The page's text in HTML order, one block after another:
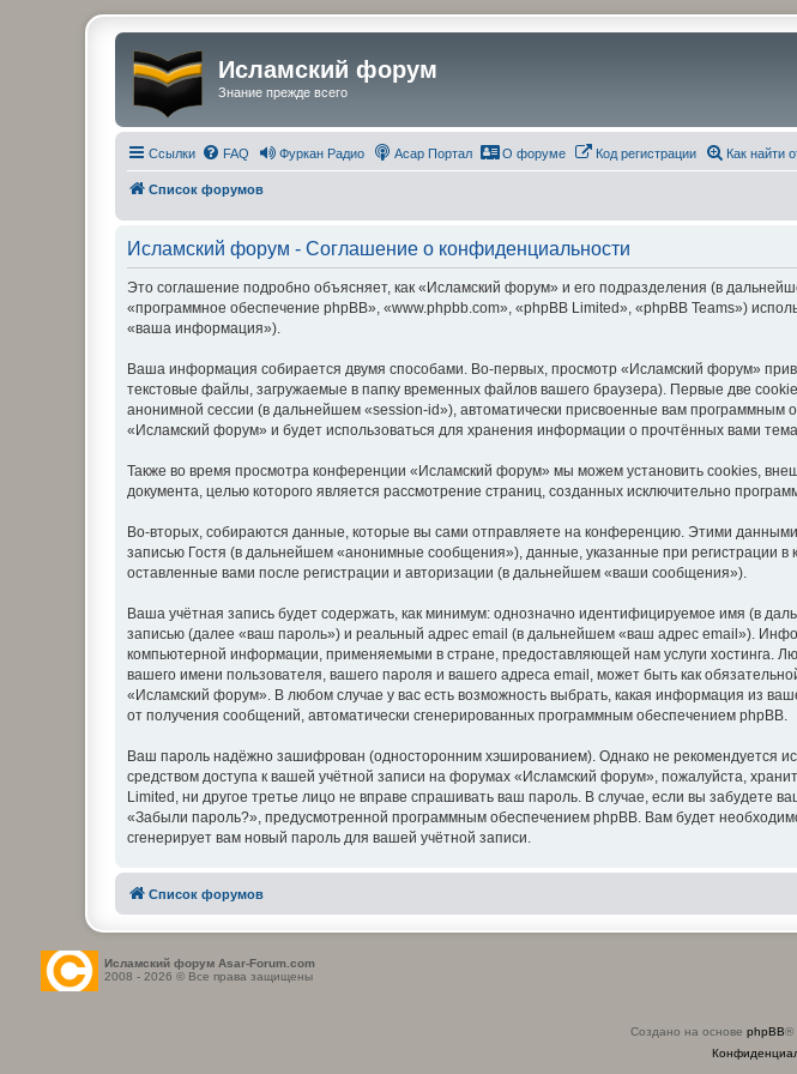
Исламский форум
Знание прежде всего
Ссылки FAQ Фуркан Радио Асар Портал О форуме Код регистрации Как найти
Список форумов
Исламский форум - Соглашение о конфиденциальности
Это соглашение подробно объясняет, как «Исламский форум» и его подразделения (в
«программное обеспечение phpBB», «www.phpbb.com», «phpBB Limited», «phpBB Teams»)
«ваша информация»).
Ваша информация собирается двумя способами. Во-первых, просмотр «Исламский форум»
текстовые файлы, загружаемые в папку временных файлов вашего браузера). Первые две
анонимной сессии (в дальнейшем «session-id»), автоматически присвоенные вам
«Исламский форум» и будет использоваться для хранения информации о прочтённых вами
Также во время просмотра конференции «Исламский форум» мы можем установить cookies,
документа, целью которого является рассмотрение страниц, созданных исключительно
Во-вторых, собираются данные, которые вы сами отправляете на конференцию. Этими
записью Гостя (в дальнейшем «анонимные сообщения»), данные, указанные при регистрации
оставленные вами после регистрации и авторизации (в дальнейшем «ваши сообщения»).
Ваша учётная запись будет содержать, как минимум: однозначно идентифицируемое имя (в
записью (далее «ваш пароль») и реальный адрес email (в дальнейшем «ваш адрес email»).
компьютерной информации, применяемыми в стране, предоставляющей нам услуги
вашего имени пользователя, вашего пароля и вашего адреса email, может быть как
«Исламский форум». В любом случае у вас есть возможность выбрать, какая информация из
от получения сообщений, автоматически сгенерированных программным обеспечением phpBB.
Ваш пароль надёжно зашифрован (односторонним хэшированием). Однако не рекомендуется
средством доступа к вашей учётной записи на форумах «Исламский форум», пожалуйста,
Limited, ни другое третье лицо не вправе спрашивать ваш пароль. В случае, если вы забудете
«Забыли пароль?», предусмотренной программным обеспечением phpBB. Вам будет
сгенерирует вам новый пароль для вашей учётной записи.
Список форумов
Исламский форум Asar-Forum.com
2008 - 2026 © Все права защищены
Создано на основе phpBB®